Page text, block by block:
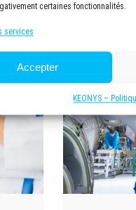
certaines fonctionnalités.
services
Accepter
KEONYS –